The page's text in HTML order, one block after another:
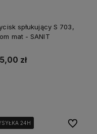
spłukujący S 703,
mat - SANIT
zł
24H
24H
24H Do